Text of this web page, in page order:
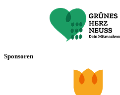
Sponsoren